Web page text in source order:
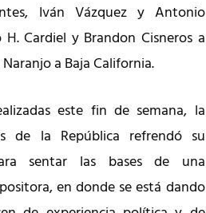
Iván Vázquez y Antonio
Cardiel y Brandon Cisneros a
a Baja California.
este fin de semana, la
de la República refrendó su
sentar las bases de una
en donde se está dando